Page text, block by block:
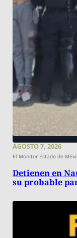
AGOSTO 7, 2026
El Monitor Estado de
Detienen en
su probable